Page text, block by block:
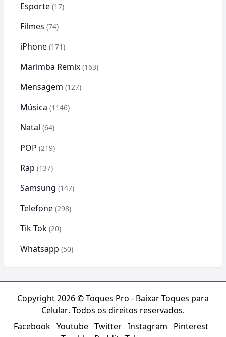
Esporte (17)
Filmes (74)
iPhone (171)
Marimba Remix (163)
Mensagem (127)
Música (1146)
Natal (64)
POP (219)
Rap (137)
Samsung (147)
Telefone (298)
Tik Tok (20)
Whatsapp (50)
Copyright 2026 ©Toques Pro - Baixar Toques para
Celular. Todos os direitos reservados.
Facebook Youtube Twitter Instagram
Pinterest